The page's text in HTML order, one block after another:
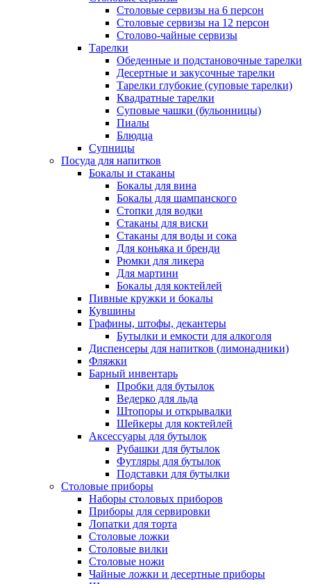
Столовые сервизы на 6 персон
Столовые сервизы на 12 персон
Столово-чайные сервизы
Тарелки
Обеденные и подстановочные тарелки
Десертные и закусочные тарелки
Тарелки глубокие (суповые тарелки)
Квадратные тарелки
Суповые чашки (бульонницы)
Пиалы
Блюдца
Супницы
Посуда для напитков
Бокалы и стаканы
Бокалы для вина
Бокалы для шампанского
Стопки для водки
Стаканы для виски
Стаканы для воды и сока
Для коньяка и бренди
Рюмки для ликера
Для мартини
Бокалы для коктейлей
Пивные кружки и бокалы
Кувшины
Графины, штофы, декантеры
Бутылки и емкости для алкоголя
Диспенсеры для напитков (лимонадники)
Фляжки
Барный инвентарь
Пробки для бутылок
Ведерко для льда
Штопоры и открывалки
Шейкеры для коктейлей
Аксессуары для бутылок
Рубашки для бутылок
Футляры для бутылок
Подставки для бутылки
Столовые приборы
Наборы столовых приборов
Приборы для сервировки
Лопатки для торта
Столовые ложки
Столовые вилки
Столовые ножи
Чайные ложки и десертные приборы